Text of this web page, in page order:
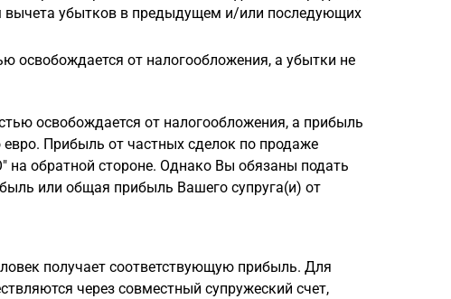
вычета убытков в предыдущем и/или последующих
освобождается от налогообложения, а убытки не
освобождается от налогообложения, а прибыль
евро. Прибыль от частных сделок по продаже
на обратной стороне. Однако Вы обязаны подать
или общая прибыль Вашего супруга(и) от
получает соответствующую прибыль. Для
через совместный супружеский счет,